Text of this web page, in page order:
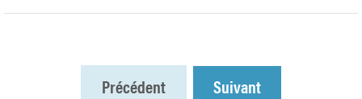
Précédent Suivant